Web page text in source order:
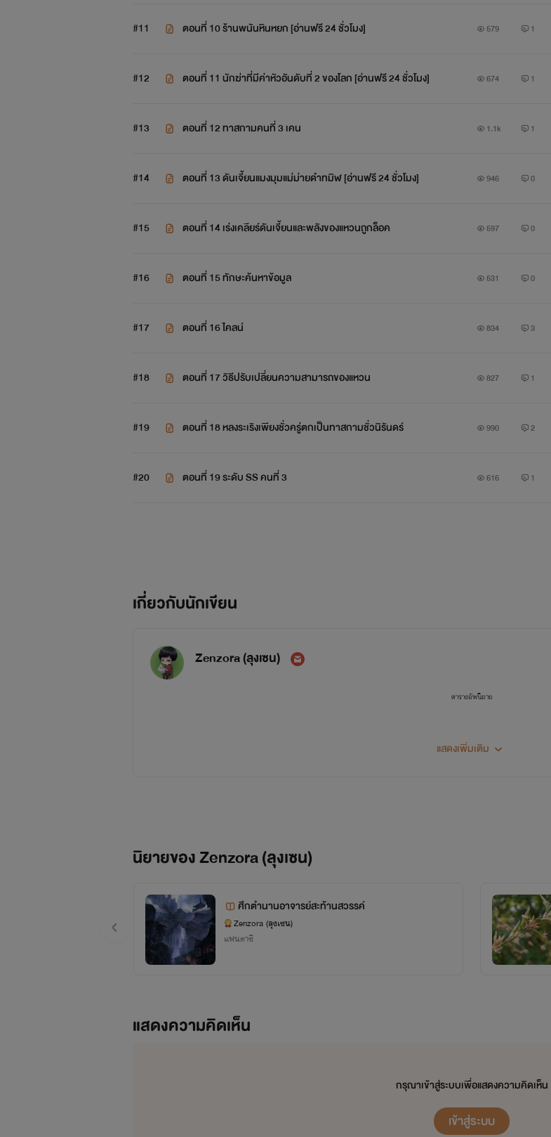
#11 ตอนที่ 10 ร้านพนันหินหยก [อ่านฟรี 24 ชั่วโมง] 579 1
#12 ตอนที่ 11 นักฆ่าที่มีค่าหัวอันดับที่ 2 ของโลก [อ่านฟรี 24 ชั่วโมง] 674 1
#13 ตอนที่ 12 ทาสกามคนที่ 3 เคน 1.1k 1
#14 ตอนที่ 13 ดันเจี้ยนแมงมุมแม่ม่ายดำทมิฬ [อ่านฟรี 24 ชั่วโมง] 946 0
#15 ตอนที่ 14 เร่งเคลียร์ดันเจี้ยนและพลังของแหวนถูกล็อค 597 0
#16 ตอนที่ 15 ทักษะค้นหาข้อมูล 531 0
#17 ตอนที่ 16 ไคลน์ 834 3
#18 ตอนที่ 17 วิธีปรับเปลี่ยนความสามารถของแหวน 827 1
#19 ตอนที่ 18 หลงระเริงเพียงชั่วครู่ตกเป็นทาสกามชั่วนิรันดร์ 990 2
#20 ตอนที่ 19 ระดับ SS คนที่ 3 616 1
เกี่ยวกับนักเขียน
Zenzora (ลุงเซน)
ตารางอัพนิยาย
3 นิยายชุด Project Love Music Story ตอนดอกไผ่สื่อรัก
กำลังอยู่ระหว่างการเขียนครับ
แสดงเพิ่มเติม
นิยายของ Zenzora (ลุงเซน)
ศึกตำนานอาจารย์สะท้านสวรรค์
Zenzora (ลุงเซน)
แฟนตาซี
แสดงความคิดเห็น
กรุณาเข้าสู่ระบบเพื่อแสดงความคิดเห็น
เข้าสู่ระบบ